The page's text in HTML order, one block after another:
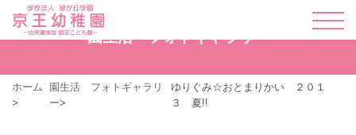
園生活 フォトギャラリー
ホーム
園生活 フォトギャラリ
ー
ゆりぐみ☆おとまりかい ２０１
３ 夏!!